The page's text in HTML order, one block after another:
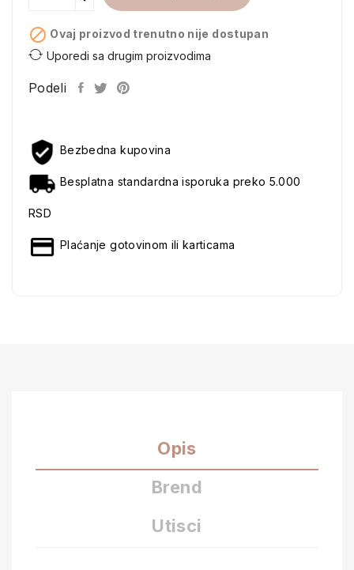
 Ovaj proizvod trenutno nije dostupan
Uporedi sa drugim proizvodima
Podeli
Bezbedna kupovina
Besplatna standardna isporuka preko 5.000
RSD
Plaćanje gotovinom ili karticama
Opis
Brend
Utisci